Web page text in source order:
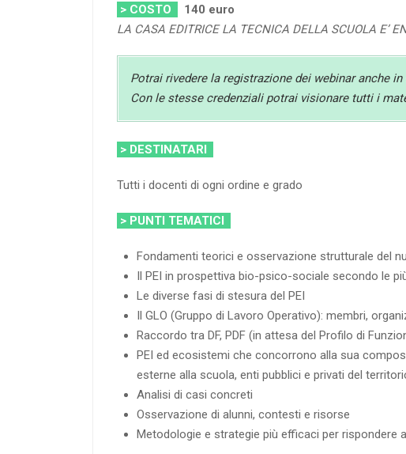
> COSTO
140 euro
LA CASA EDITRICE LA TECNICA DELLA SCUOLA E’
Potrai rivedere la registrazione dei webinar anche
Con le stesse credenziali potrai visionare tutti i
> DESTINATARI
Tutti i docenti di ogni ordine e grado
> PUNTI TEMATICI
Fondamenti teorici e osservazione strutturale del
Il PEI in prospettiva bio-psico-sociale secondo le
Le diverse fasi di stesura del PEI
Il GLO (Gruppo di Lavoro Operativo): membri,
Raccordo tra DF, PDF (in attesa del Profilo di
PEI ed ecosistemi che concorrono alla sua
esterne alla scuola, enti pubblici e privati del
Analisi di casi concreti
Osservazione di alunni, contesti e risorse
Metodologie e strategie più efficaci per rispondere